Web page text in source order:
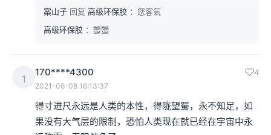
案山子 回复 高级环保胶 ：您客氣
高级环保胶 ：蟹蟹
1
170****4300 4
2021-06-08 16:13:37
得寸进尺永远是人类的本性，得陇望蜀，永不知足，如
果没有大气层的限制，恐怕人类现在就已经在宇宙中永